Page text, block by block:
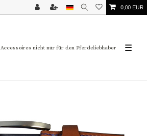
0,00 EUR
Accessoires nicht nur für den Pferdeliebhaber ☰